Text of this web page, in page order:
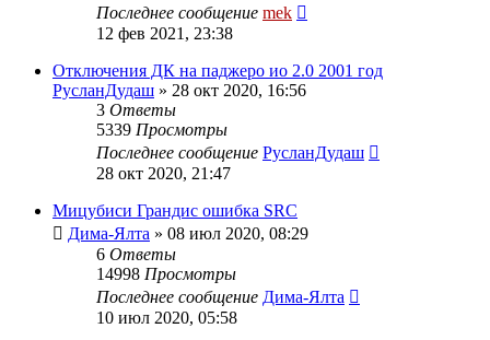
Последнее сообщение mek
12 фев 2021, 23:38
Отключения ДК на паджеро ио 2.0 2001 год
РусланДудаш » 28 окт 2020, 16:56
3 Ответы
5339 Просмотры
Последнее сообщение РусланДудаш
28 окт 2020, 21:47
Мицубиси Грандис ошибка SRC
Дима-Ялта » 08 июл 2020, 08:29
6 Ответы
14998 Просмотры
Последнее сообщение Дима-Ялта
10 июл 2020, 05:58